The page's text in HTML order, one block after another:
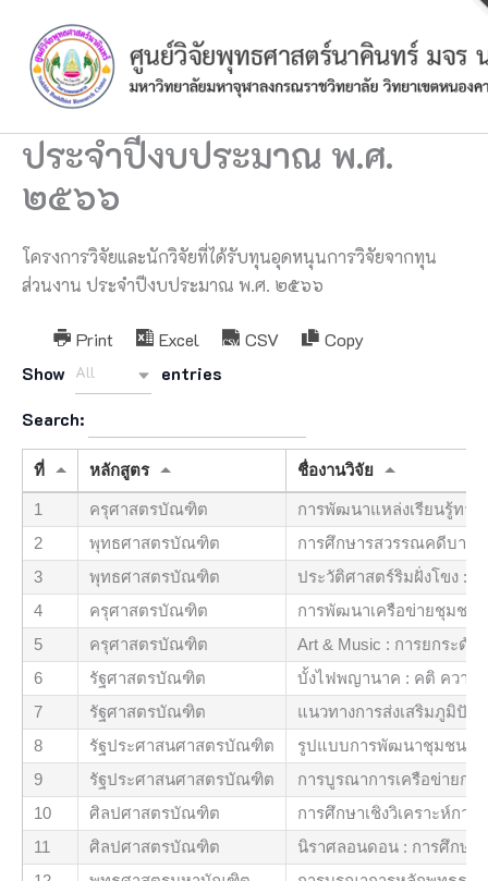
content
ประจำปีงบประมาณ พ.ศ.
๒๕๖๖
โครงการวิจัยและนักวิจัยที่ได้รับทุนอุดหนุนการวิจัยจากทุน
ส่วนงาน ประจำปีงบประมาณ พ.ศ. ๒๕๖๖
Print Excel CSV
Copy
Show All entries
Search:
ที่ หลักสูตร ชื่องานวิจัย
1 ครุศาสตรบัณฑิต
การพัฒนาแหล่งเรียนรู้ทา
2
พุทธศาสตรบัณฑิต
การศึกษารสวรรณคดีบาลี
3
พุทธศาสตรบัณฑิต
ประวัติศาสตร์ริมฝั่งโขง :
4
ครุศาสตรบัณฑิต
การพัฒนาเครือข่ายชุมชน
5
ครุศาสตรบัณฑิต
Art & Music : การยกระดั
6
รัฐศาสตรบัณฑิต
บั้งไฟพญานาค : คติ ความ
7
รัฐศาสตรบัณฑิต
แนวทางการส่งเสริมภูมิปัญ
8
รัฐประศาสนศาสตรบัณฑิต
รูปแบบการพัฒนาชุมชนแบ
9
รัฐประศาสนศาสตรบัณฑิต
การบูรณาการเครือข่ายกา
10
ศิลปศาสตรบัณฑิต
การศึกษาเชิงวิเคราะห์กา
11
ศิลปศาสตรบัณฑิต
นิราศลอนดอน : การศึกษา